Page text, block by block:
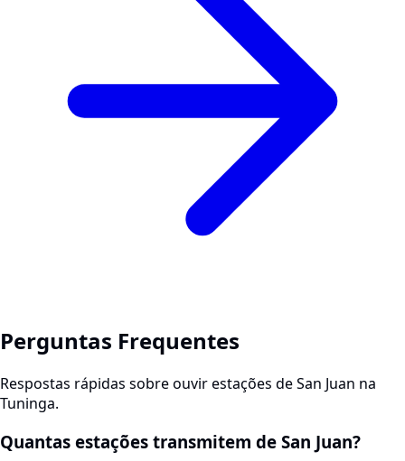
Perguntas Frequentes
Respostas rápidas sobre ouvir estações de San Juan na
Tuninga.
Quantas estações transmitem de San Juan?